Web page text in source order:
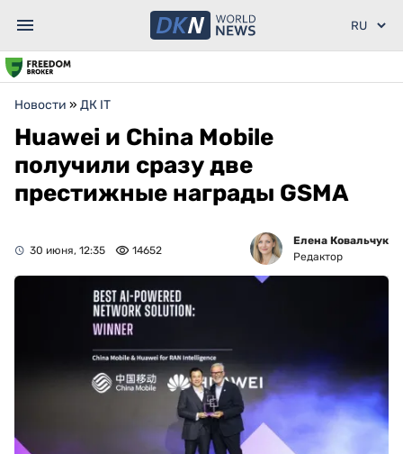
Новости » ДК IT
Huawei и China Mobile
получили сразу две
престижные награды GSMA
30 июня, 12:35 14652
Елена Ковальчук
Редактор